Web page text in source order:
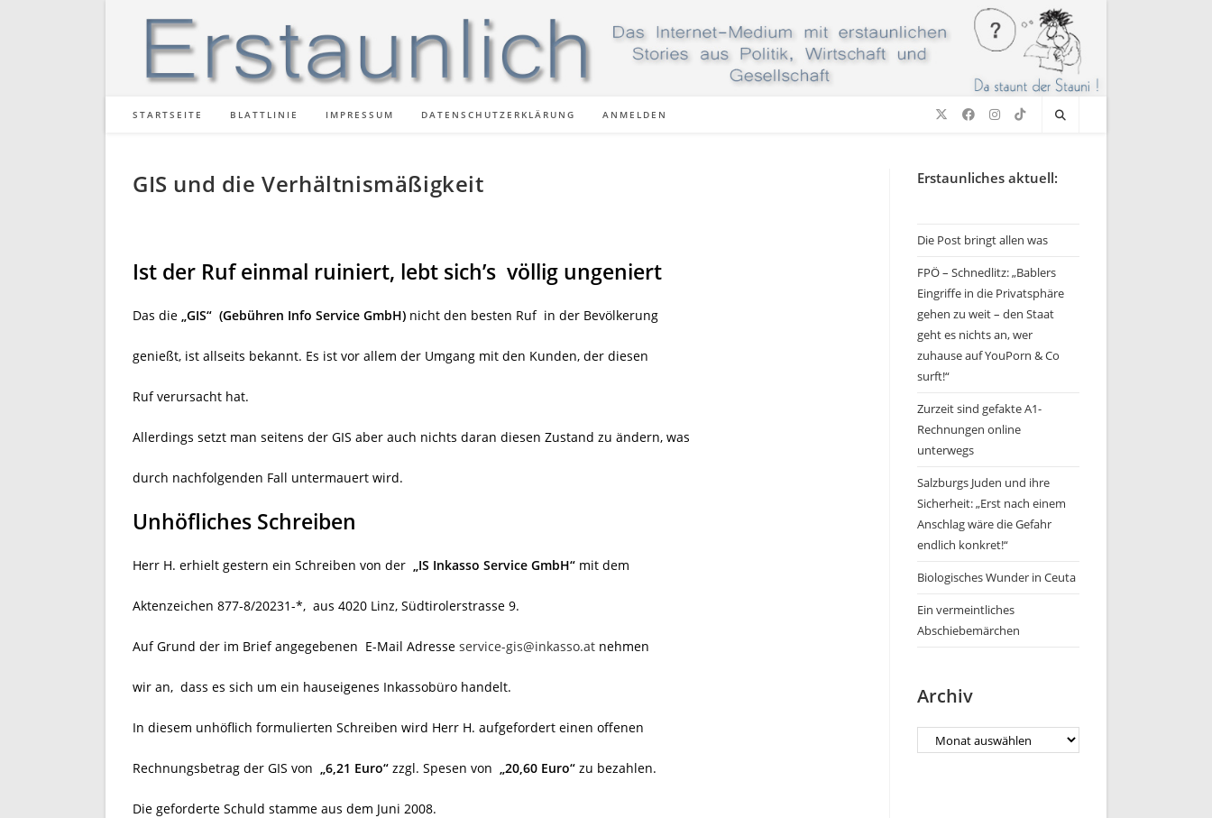
STARTSEITE BLATTLINIE IMPRESSUM DATENSCHUTZERKLÄRUNG ANMELDEN
GIS und die Verhältnismäßigkeit
Ist der Ruf einmal ruiniert, lebt sich’s völlig ungeniert
Das die „GIS“ (Gebühren Info Service GmbH) nicht den besten Ruf in der Bevölkerung
genießt, ist allseits bekannt. Es ist vor allem der Umgang mit den Kunden, der diesen
Ruf verursacht hat.
Allerdings setzt man seitens der GIS aber auch nichts daran diesen Zustand zu ändern, was
durch nachfolgenden Fall untermauert wird.
Unhöfliches Schreiben
Herr H. erhielt gestern ein Schreiben von der „IS Inkasso Service GmbH“ mit dem
Aktenzeichen 877-8/20231-*, aus 4020 Linz, Südtirolerstrasse 9.
Auf Grund der im Brief angegebenen E-Mail Adresse service-gis@inkasso.at nehmen
wir an, dass es sich um ein hauseigenes Inkassobüro handelt.
In diesem unhöflich formulierten Schreiben wird Herr H. aufgefordert einen offenen
Rechnungsbetrag der GIS von „6,21 Euro“ zzgl. Spesen von „20,60 Euro“ zu bezahlen.
Die geforderte Schuld stamme aus dem Juni 2008.
Erstaunliches aktuell:
Die Post bringt allen was
FPÖ – Schnedlitz: „Bablers
Eingriffe in die Privatsphäre
gehen zu weit – den Staat
geht es nichts an, wer
zuhause auf YouPorn & Co
surft!“
Zurzeit sind gefakte A1-
Rechnungen online
unterwegs
Salzburgs Juden und ihre
Sicherheit: „Erst nach einem
Anschlag wäre die Gefahr
endlich konkret!“
Biologisches Wunder in Ceuta
Ein vermeintliches
Abschiebemärchen
Archiv
Archiv